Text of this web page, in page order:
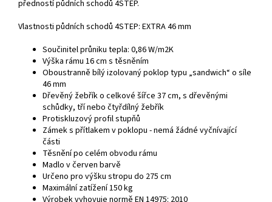
předností půdních schodů 4STEP.
Vlastnosti půdních schodů 4STEP: EXTRA 46 mm
Součinitel průniku tepla: 0,86 W/m2K
Výška rámu 16 cm s těsněním
Oboustranně bílý izolovaný poklop typu „sandwich“ o síle
46 mm
Dřevěný žebřík o celkové šířce 37 cm, s dřevěnými
schůdky, tří nebo čtyřdílný žebřík
Protiskluzový profil stupňů
Zámek s přítlakem v poklopu - nemá žádné vyčnívající
části
Těsnění po celém obvodu rámu
Madlo v červen barvě
Určeno pro výšku stropu do 275 cm
Maximální zatížení 150 kg